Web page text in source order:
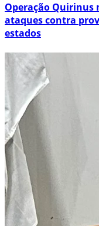
Operação Quirinus
ataques contra
estados